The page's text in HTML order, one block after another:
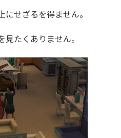
せざるを得ません。
たくありません。